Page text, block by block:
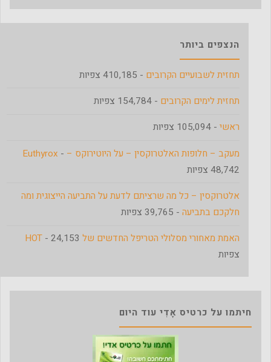
הנצפים ביותר
תחזית לשבועיים הקרובים - 410,185 צפיות
תחזית לימים הקרובים - 154,784 צפיות
ראשי - 105,094 צפיות
מעקב – חלופות האלטרוקסין – על היוטירוקס – Euthyrox -
48,742 צפיות
אלטרוקסין – כל מה שרציתם לדעת על התביעה הייצוגית ומה
חלקכם בתביעה - 39,765 צפיות
האמת מאחורי מסלולי הטריפל החדשים של HOT - 24,153
צפיות
חיתמו על כרטיס אָדִי עוד היום